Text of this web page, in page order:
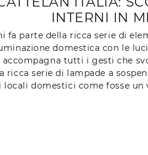
INTERNI IN
fa parte della ricca serie di
domestica con le
tutti i gesti che
serie di lampade a
domestici come fosse